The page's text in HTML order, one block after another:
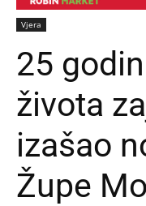
Vjera
25
života
izašao
Župe